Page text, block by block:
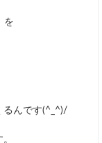
を
るんです(^_^)/